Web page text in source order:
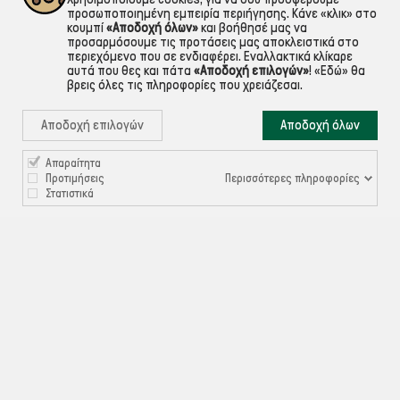
ΠΛΗΡΟΦΟΡΙΕΣ 
ΧΡΉΣΙΜΑ 
προσωποποιημένη εμπειρία περιήγησης. Κάνε «κλικ» στο
κουμπί«Αποδοχή όλων»και βοήθησέ μας να
προσαρμόσουμε τις προτάσεις μας αποκλειστικά στο
περιεχόμενο που σε ενδιαφέρει. Εναλλακτικά κλίκαρε
αυτά που θες και πάτα «Αποδοχή επιλογών»! «Εδώ» θα
βρεις όλες τις πληροφορίες που χρειάζεσαι.
Αποδοχή επιλογών Αποδοχή όλων
Απαραίτητα
Προτιμήσεις
Στατιστικά
Περισσότερες πληροφορίες